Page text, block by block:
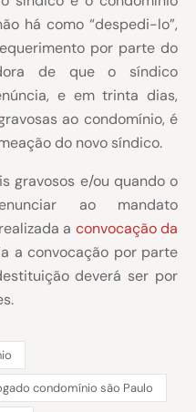
há como “despedi-lo”,
por parte do
de que o síndico
e em trinta dias,
ao condomínio, é
do novo síndico.
gravosos e/ou quando o
ao mandato
a convocação da
a convocação por parte
deverá ser por
condomínio são Paulo